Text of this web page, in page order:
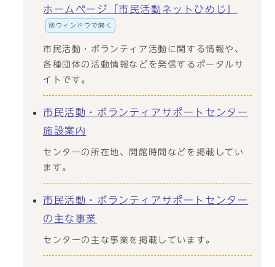
ホームページ「市民活動ネットひめじ」
別ウィンドウで開く
市民活動・ボランティア活動に関する情報や、
各種団体の活動情報などを発信するポータルサ
イトです。
市民活動・ボランティアサポートセンター
施設案内
センターの所在地、開館時間などを掲載してい
ます。
市民活動・ボランティアサポートセンター
の主な事業
センターの主な事業を掲載しています。